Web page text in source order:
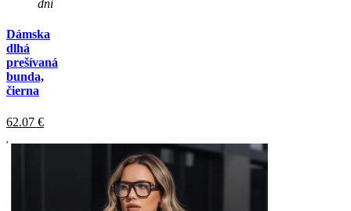
dní
Dámska
dlhá
prešívaná
bunda,
čierna
62.07 €